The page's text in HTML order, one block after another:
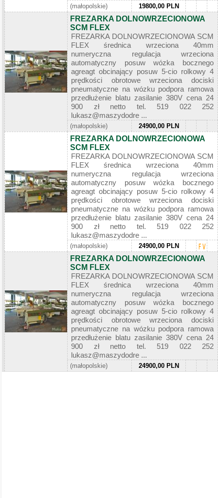
(małopolskie) 19800,00 PLN
FREZARKA DOLNOWRZECIONOWA
SCM FLEX
FREZARKA DOLNOWRZECIONOWA SCM
FLEX średnica wrzeciona 40mm
numeryczna regulacja wrzeciona
automatyczny posuw wózka bocznego
agreagt obcinający posuw 5-cio rolkowy 4
prędkości obrotowe wrzeciona dociski
pneumatyczne na wózku podpora ramowa
przedłużenie blatu zasilanie 380V cena 24
900 zł netto tel. 519 022 252
lukasz@maszydodre ...
(małopolskie) 24900,00 PLN
FREZARKA DOLNOWRZECIONOWA
SCM FLEX
FREZARKA DOLNOWRZECIONOWA SCM
FLEX średnica wrzeciona 40mm
numeryczna regulacja wrzeciona
automatyczny posuw wózka bocznego
agreagt obcinający posuw 5-cio rolkowy 4
prędkości obrotowe wrzeciona dociski
pneumatyczne na wózku podpora ramowa
przedłużenie blatu zasilanie 380V cena 24
900 zł netto tel. 519 022 252
lukasz@maszydodre ...
(małopolskie) 24900,00 PLN
FREZARKA DOLNOWRZECIONOWA
SCM FLEX
FREZARKA DOLNOWRZECIONOWA SCM
FLEX średnica wrzeciona 40mm
numeryczna regulacja wrzeciona
automatyczny posuw wózka bocznego
agreagt obcinający posuw 5-cio rolkowy 4
prędkości obrotowe wrzeciona dociski
pneumatyczne na wózku podpora ramowa
przedłużenie blatu zasilanie 380V cena 24
900 zł netto tel. 519 022 252
lukasz@maszydodre ...
(małopolskie) 24900,00 PLN